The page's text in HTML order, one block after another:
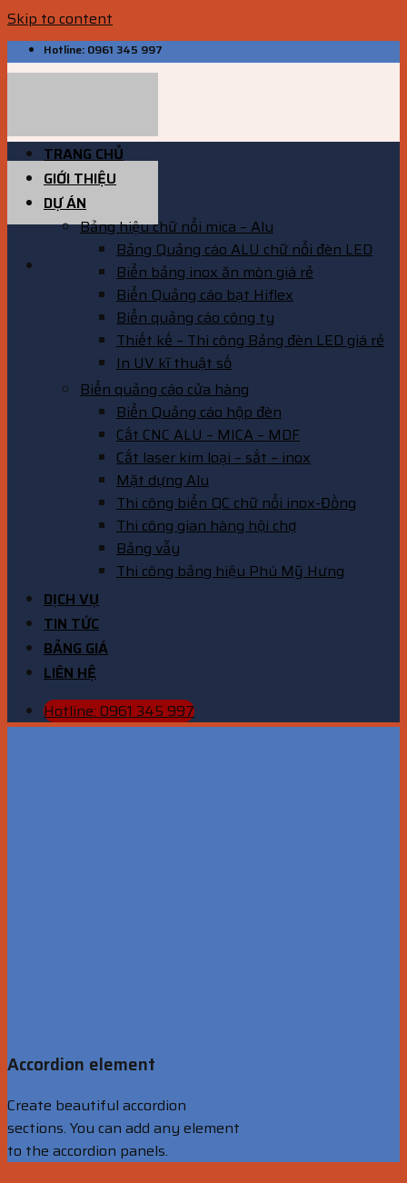
Skip to content
Hotline: 0961 345 997
TRANG CHỦ
GIỚI THIỆU
DỰ ÁN
Bảng hiệu chữ nổi mica – Alu
Bảng Quảng cáo ALU chữ nổi đèn LED
Biển bảng inox ăn mòn giá rẻ
Biển Quảng cáo bạt Hiflex
Biển quảng cáo công ty
Thiết kế – Thi công Bảng đèn LED giá rẻ
In UV kĩ thuật số
Biển quảng cáo cửa hàng
Biển Quảng cáo hộp đèn
Cắt CNC ALU – MICA – MDF
Cắt laser kim loại – sắt – inox
Mặt dựng Alu
Thi công biển QC chữ nổi inox-Đồng
Thi công gian hàng hội chợ
Bảng vẫy
Thi công bảng hiệu Phú Mỹ Hưng
DỊCH VỤ
TIN TỨC
BẢNG GIÁ
LIÊN HỆ
Hotline: 0961 345 997
Accordion element
Create beautiful accordion
sections. You can add any element
to the accordion panels.